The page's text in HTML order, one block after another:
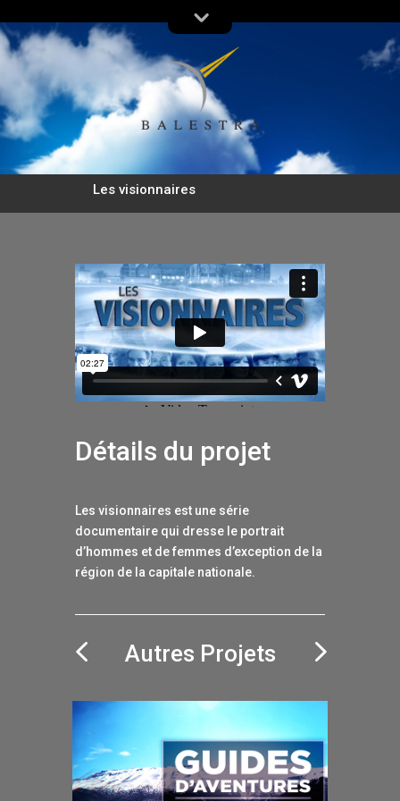
Les visionnaires
Détails du projet
Les visionnaires est une série
documentaire qui dresse le portrait
d’hommes et de femmes d’exception de la
région de la capitale nationale.
Autres Projets